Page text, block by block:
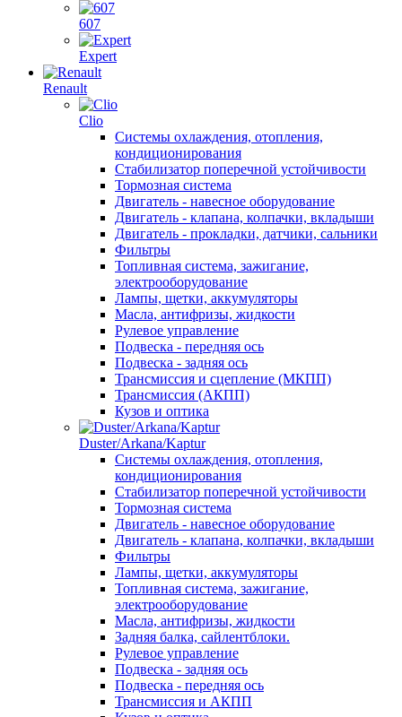
607
Expert
Renault
Clio
Системы охлаждения, отопления,
кондиционирования
Стабилизатор поперечной устойчивости
Тормозная система
Двигатель - навесное оборудование
Двигатель - клапана, колпачки, вкладыши
Двигатель - прокладки, датчики, сальники
Фильтры
Топливная система, зажигание,
электрооборудование
Лампы, щетки, аккумуляторы
Масла, антифризы, жидкости
Рулевое управление
Подвеска - передняя ось
Подвеска - задняя ось
Трансмиссия и сцепление (МКПП)
Трансмиссия (АКПП)
Кузов и оптика
Duster/Arkana/Kaptur
Системы охлаждения, отопления,
кондиционирования
Стабилизатор поперечной устойчивости
Тормозная система
Двигатель - навесное оборудование
Двигатель - клапана, колпачки, вкладыши
Фильтры
Лампы, щетки, аккумуляторы
Топливная система, зажигание,
электрооборудование
Масла, антифризы, жидкости
Задняя балка, сайлентблоки.
Рулевое управление
Подвеска - задняя ось
Подвеска - передняя ось
Трансмиссия и АКПП